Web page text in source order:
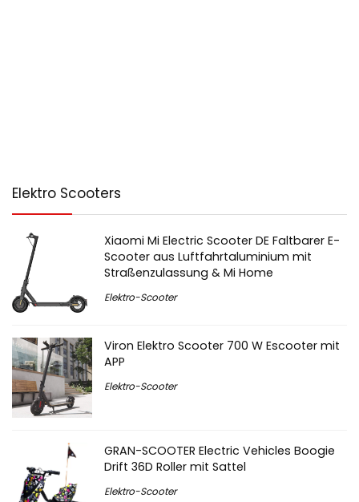
Elektro Scooters
Xiaomi Mi Electric Scooter DE Faltbarer E-
Scooter aus Luftfahrtaluminium mit
Straßenzulassung & Mi Home
Elektro-Scooter
Viron Elektro Scooter 700 W Escooter mit
APP
Elektro-Scooter
GRAN-SCOOTER Electric Vehicles Boogie
Drift 36D Roller mit Sattel
Elektro-Scooter